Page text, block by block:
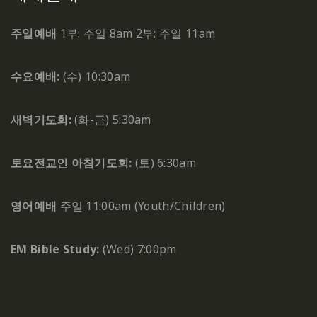
주일예배 1부: 주일 8am 2부: 주일 11am
수요예배: (수) 10:30am
새벽기도회:(화-금) 5:30am
토요전교인 아침기도회: (토) 6:30am
영어예배 주일 11:00am (Youth/Children)
EM Bible Study: (Wed) 7:00pm